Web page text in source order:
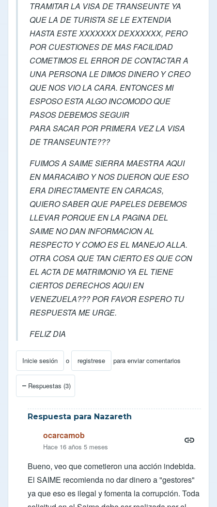
TRAMITAR LA VISA DE TRANSEUNTE YA
QUE LA DE TURISTA SE LE EXTENDIA
HASTA ESTE XXXXXXX DEXXXXXX, PERO
POR CUESTIONES DE MAS FACILIDAD
COMETIMOS EL ERROR DE CONTACTAR A
UNA PERSONA LE DIMOS DINERO Y CREO
QUE NOS VIO LA CARA. ENTONCES MI
ESPOSO ESTA ALGO INCOMODO QUE
PASOS DEBEMOS SEGUIR
PARA SACAR POR PRIMERA VEZ LA VISA
DE TRANSEUNTE???
FUIMOS A SAIME SIERRA MAESTRA AQUI
EN MARACAIBO Y NOS DIJERON QUE ESO
ERA DIRECTAMENTE EN CARACAS,
QUIERO SABER QUE PAPELES DEBEMOS
LLEVAR PORQUE EN LA PAGINA DEL
SAIME NO DAN INFORMACION AL
RESPECTO Y COMO ES EL MANEJO ALLA.
OTRA COSA QUE TAN CIERTO ES QUE CON
EL ACTA DE MATRIMONIO YA EL TIENE
CIERTOS DERECHOS AQUI EN
VENEZUELA??? POR FAVOR ESPERO TU
RESPUESTA ME URGE.
FELIZ DIA
Inicie sesión o registrese para enviar comentarios
Respuestas (3)
Respuesta para Nazareth
ocarcamob
Hace 16 años 5 meses
Bueno, veo que cometieron una acción indebida.
El SAIME recomienda no dar dinero a "gestores"
ya que eso es ilegal y fomenta la corrupción. Toda